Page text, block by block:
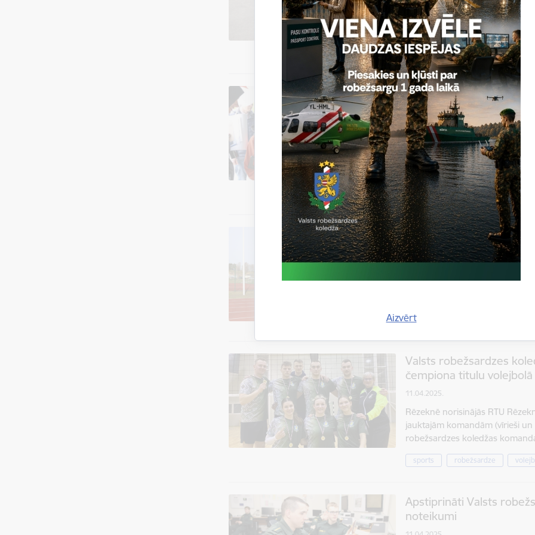
Aizvērt
tālākizglītības programmu
Stājoties dienestā, robežsargi
…
robežsardze zvērests
Valsts robežsardzes
parādē
06.05.2025.
2025.gada 4.maijā, svinot
35.gadadienu, Talsos
parāde, kas ik gadu notiek
robežsardze 4.maijs
Aizvadītas Baltijas valstu
22.04.2025.
valstu Robežsardzes mācību
robežsardze
Valsts robežsardzes
čempiona titulu volejbolā
11.04.2025.
Rēzeknē norisinājās RTU
jauktajām komandām (vīrieši
robežsardzes koledžas
sports robežsardze
Apstiprināti Valsts
noteikumi